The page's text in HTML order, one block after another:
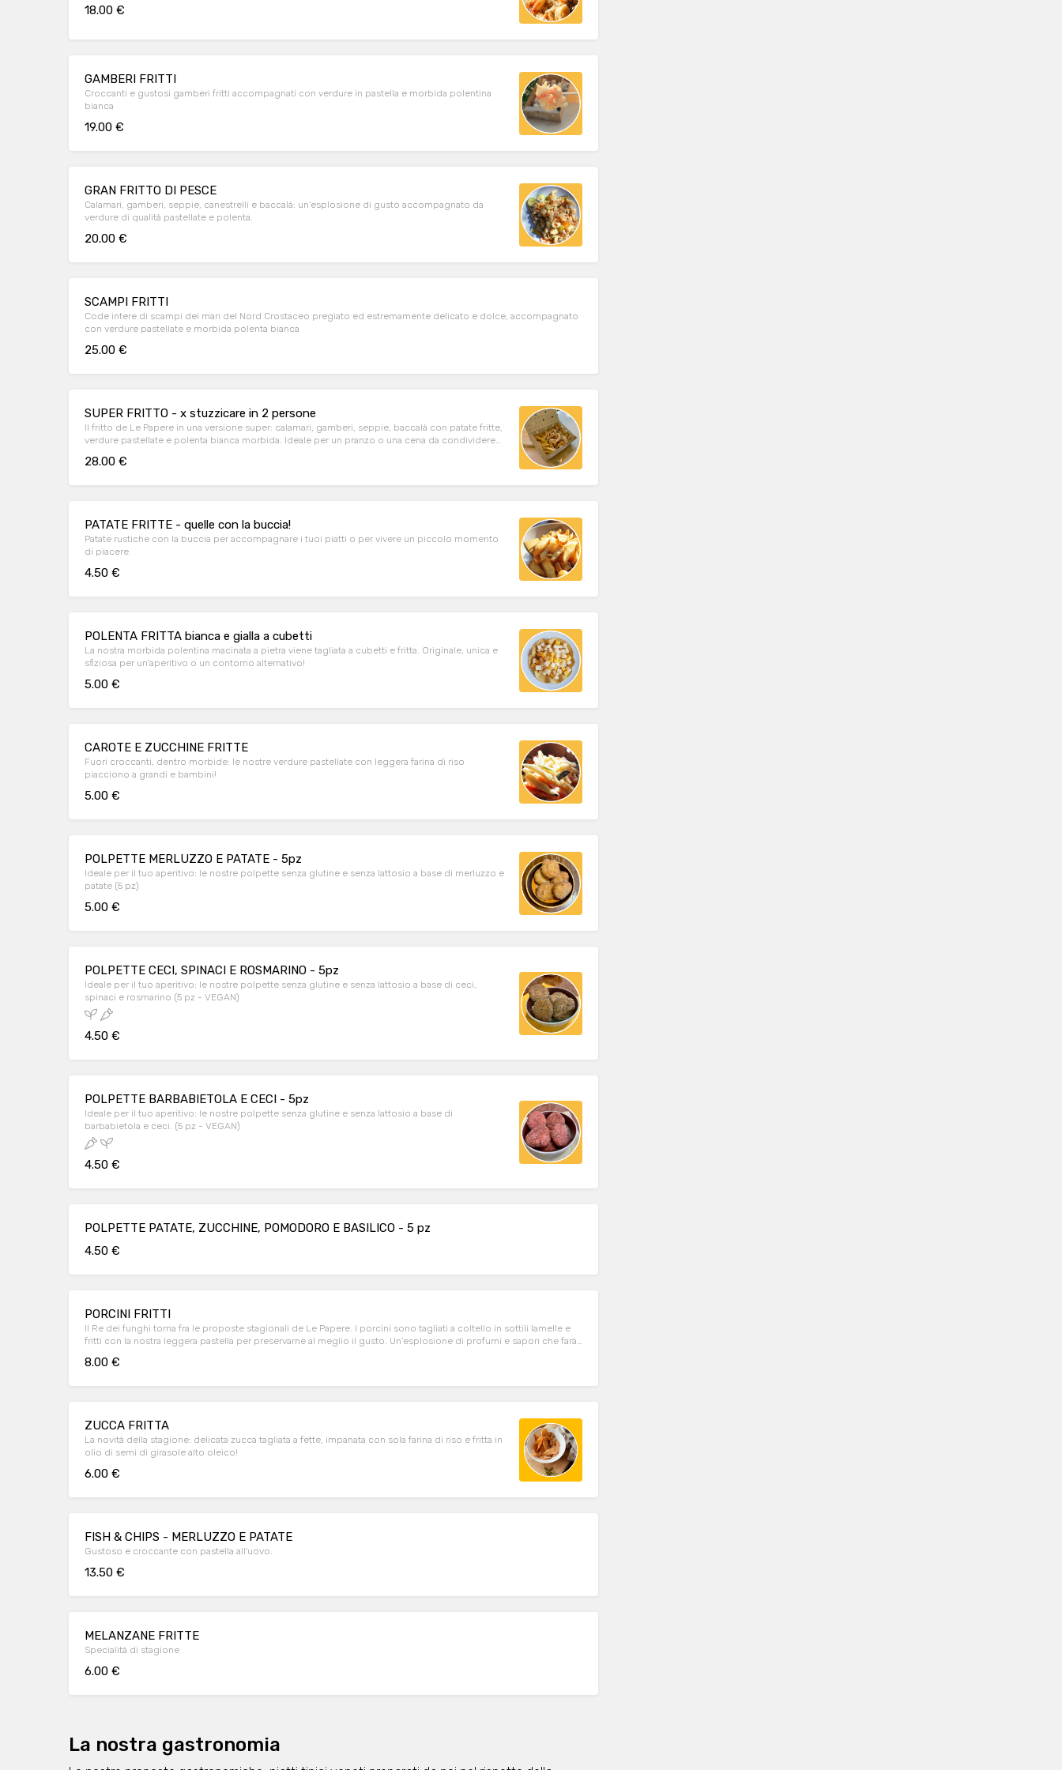
18.00 €
GAMBERI FRITTI
Croccanti e gustosi gamberi fritti accompagnati con verdure in pastella e morbida polentina
bianca
19.00 €
GRAN FRITTO DI PESCE
Calamari, gamberi, seppie, canestrelli e baccalà: un’esplosione di gusto accompagnato da
verdure di qualità pastellate e polenta.
20.00 €
SCAMPI FRITTI
Code intere di scampi dei mari del Nord Crostaceo pregiato ed estremamente delicato e dolce, accompagnato
con verdure pastellate e morbida polenta bianca
25.00 €
SUPER FRITTO - x stuzzicare in 2 persone
Il fritto de Le Papere in una versione super: calamari, gamberi, seppie, baccalà con patate fritte,
verdure pastellate e polenta bianca morbida. Ideale per un pranzo o una cena da condividere
28.00 €
PATATE FRITTE - quelle con la buccia!
Patate rustiche con la buccia per accompagnare i tuoi piatti o per vivere un piccolo momento
di piacere.
4.50 €
POLENTA FRITTA bianca e gialla a cubetti
La nostra morbida polentina macinata a pietra viene tagliata a cubetti e fritta. Originale, unica e
sfiziosa per un'aperitivo o un contorno alternativo!
5.00 €
CAROTE E ZUCCHINE FRITTE
Fuori croccanti, dentro morbide: le nostre verdure pastellate con leggera farina di riso
piacciono a grandi e bambini!
5.00 €
POLPETTE MERLUZZO E PATATE - 5pz
Ideale per il tuo aperitivo: le nostre polpette senza glutine e senza lattosio a base di merluzzo e
patate (5 pz)
5.00 €
POLPETTE CECI, SPINACI E ROSMARINO - 5pz
Ideale per il tuo aperitivo: le nostre polpette senza glutine e senza lattosio a base di ceci,
spinaci e rosmarino (5 pz - VEGAN)
4.50 €
POLPETTE BARBABIETOLA E CECI - 5pz
Ideale per il tuo aperitivo: le nostre polpette senza glutine e senza lattosio a base di
barbabietola e ceci. (5 pz - VEGAN)
4.50 €
POLPETTE PATATE, ZUCCHINE, POMODORO E BASILICO - 5 pz
4.50 €
PORCINI FRITTI
Il Re dei funghi torna fra le proposte stagionali de Le Papere. I porcini sono tagliati a coltello in sottili lamelle e
fritti con la nostra leggera pastella per preservarne al meglio il gusto. Un’esplosione di profumi e sapori che farà
8.00 €
ZUCCA FRITTA
La novità della stagione: delicata zucca tagliata a fette, impanata con sola farina di riso e fritta in
olio di semi di girasole alto oleico!
6.00 €
FISH & CHIPS - MERLUZZO E PATATE
Gustoso e croccante con pastella all'uovo.
13.50 €
MELANZANE FRITTE
Specialità di stagione
6.00 €
La nostra gastronomia